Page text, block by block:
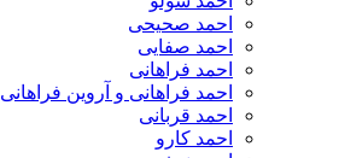
احمد صحیحی
احمد صفایی
احمد فراهانی
احمد فراهانی و آروین فراهانی
احمد قربانی
احمد کارو